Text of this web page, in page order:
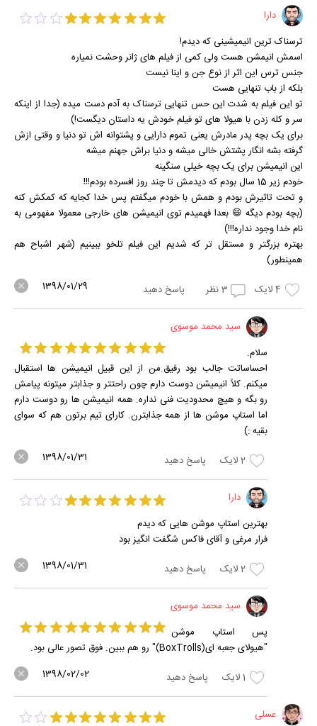
دارا
ترسناک ترین انیمیشینی که دیدم!
اسمش انیمشن هست ولی کمی از فیلم های ژانر وحشت نمیاره
جنس ترس این اثر از نوع جن و اینا نیست
بلکه از باب تنهایی هست
تو این فیلم به شدت این حس تنهایی ترسناک به آدم دست میده (جدا از اینکه
سر و کله زدن با هیولا های تو فیلم خودش یه داستان دیگست!)
برای یک بچه پدر مادرش یعنی تموم دارایی و پشتوانه اش تو دنیا و وقتی ازش
گرفته بشه انگار پشتش خالی میشه و دنیا براش جهنم میشه
این انیمیشن برای یک بچه خیلی سنگینه
خودم زیر 15 سال بودم که دیدمش تا چند روز افسرده بودم!!!
و تحت تاثیرش بودم و همش با خودم میگفتم پس خدا کجایه که کمکش کنه
(بچه بودم دیگه 😄 بعدا فهمیدم توی انیمیشن های خارجی معمولا مفهومی به
نام خدا وجود نداره!!!)
بهتره بزرگتر و مستقل تر که شدیم این فیلم تلخو ببینیم (شهر اشباح هم
همینطور)
4لایک 3نظر پاسخ دهید 1398/01/29
سید محمد موسوی
سلام.
احساساتت جالب بود رفیق.من از این قبیل انیمیشن ها استقبال
میکنم. کلاً انیمیشن دوست دارم چون راحتتر و جذابتر میتونه پیامش
رو بگه و هیچ محدودیت فنی نداره. همه انیمیشن ها رو دوست دارم
اما استاپ موشن ها از همه جذابترن. کارای تیم برتون هم که سوای
بقیه :)
2لایک پاسخ دهید 1398/01/31
دارا
بهترین استاپ موشن هایی که دیدم
فرار مرغی و آقای فاکس شگفت انگیز بود
2لایک پاسخ دهید 1398/01/31
سید محمد موسوی
پس استاپ موشن
"هیولای جعبه ای(BoxTrolls)" رو هم ببین. فوق تصور عالی بود.
1لایک پاسخ دهید 1398/02/02
عسلی